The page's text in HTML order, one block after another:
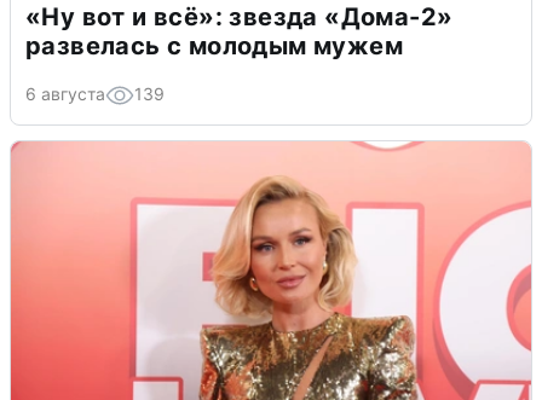
«Ну вот и всё»: звезда «Дома-2»
развелась с молодым мужем
6 августа 139